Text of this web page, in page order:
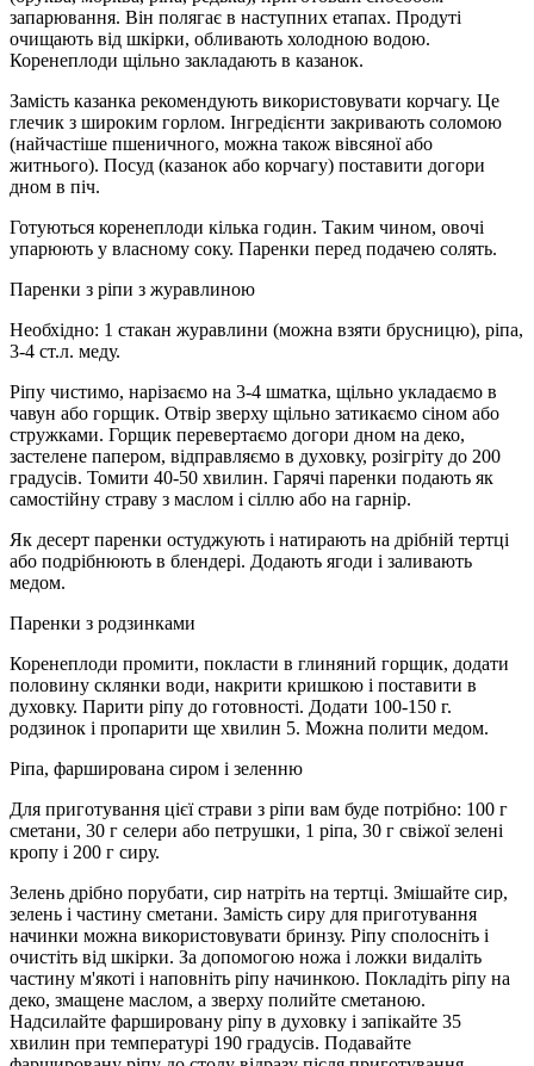
запарювання. Він полягає в наступних етапах. Продуті
очищають від шкірки, обливають холодною водою.
Коренеплоди щільно закладають в казанок.
Замість казанка рекомендують використовувати корчагу. Це
глечик з широким горлом. Інгредієнти закривають соломою
(найчастіше пшеничного, можна також вівсяної або
житнього). Посуд (казанок або корчагу) поставити догори
дном в піч.
Готуються коренеплоди кілька годин. Таким чином, овочі
упарюють у власному соку. Паренки перед подачею солять.
Паренки з ріпи з журавлиною
Необхідно: 1 стакан журавлини (можна взяти брусницю), ріпа,
3-4 ст.л. меду.
Ріпу чистимо, нарізаємо на 3-4 шматка, щільно укладаємо в
чавун або горщик. Отвір зверху щільно затикаємо сіном або
стружками. Горщик перевертаємо догори дном на деко,
застелене папером, відправляємо в духовку, розігріту до 200
градусів. Томити 40-50 хвилин. Гарячі паренки подають як
самостійну страву з маслом і сіллю або на гарнір.
Як десерт паренки остуджують і натирають на дрібній тертці
або подрібнюють в блендері. Додають ягоди і заливають
медом.
Паренки з родзинками
Коренеплоди промити, покласти в глиняний горщик, додати
половину склянки води, накрити кришкою і поставити в
духовку. Парити ріпу до готовності. Додати 100-150 г.
родзинок і пропарити ще хвилин 5. Можна полити медом.
Ріпа, фарширована сиром і зеленню
Для приготування цієї страви з ріпи вам буде потрібно: 100 г
сметани, 30 г селери або петрушки, 1 ріпа, 30 г свіжої зелені
кропу і 200 г сиру.
Зелень дрібно порубати, сир натріть на тертці. Змішайте сир,
зелень і частину сметани. Замість сиру для приготування
начинки можна використовувати бринзу. Ріпу сполосніть і
очистіть від шкірки. За допомогою ножа і ложки видаліть
частину м'якоті і наповніть ріпу начинкою. Покладіть ріпу на
деко, змащене маслом, а зверху полийте сметаною.
Надсилайте фаршировану ріпу в духовку і запікайте 35
хвилин при температурі 190 градусів. Подавайте